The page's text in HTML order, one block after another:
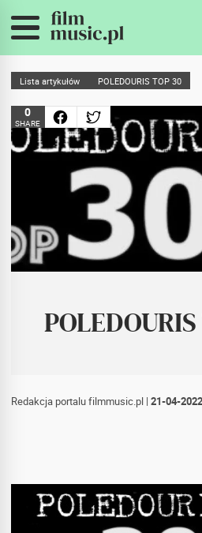
Lista artykułów POLEDOURIS TOP 30
0
SHARE
Redakcja portalu filmmusic.pl | 21-04-